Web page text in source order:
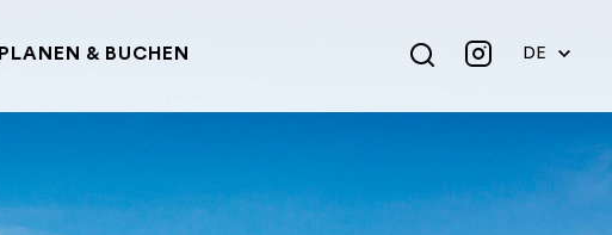
PLANEN & BUCHEN DE